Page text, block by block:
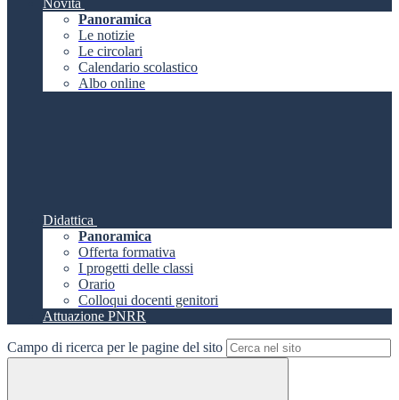
Novità
Panoramica
Le notizie
Le circolari
Calendario scolastico
Albo online
Didattica
Panoramica
Offerta formativa
I progetti delle classi
Orario
Colloqui docenti genitori
Attuazione PNRR
Campo di ricerca per le pagine del sito